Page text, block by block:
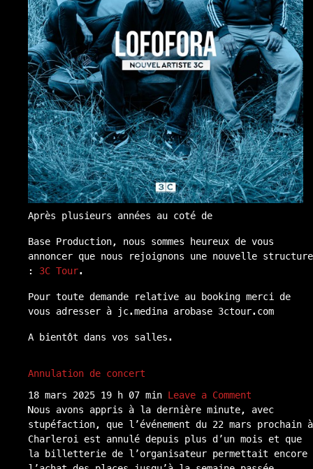
Après plusieurs années au coté de
Base Production, nous sommes heureux de vous
annoncer que nous rejoignons une nouvelle structure
: 3C Tour.
Pour toute demande relative au booking merci de
vous adresser à jc.medina arobase 3ctour.com
A bientôt dans vos salles.
Annulation de concert
18 mars 2025 19 h 07 min Leave a Comment
Nous avons appris à la dernière minute, avec
stupéfaction, que l’événement du 22 mars prochain à
Charleroi est annulé depuis plus d’un mois et que
la billetterie de l’organisateur permettait encore